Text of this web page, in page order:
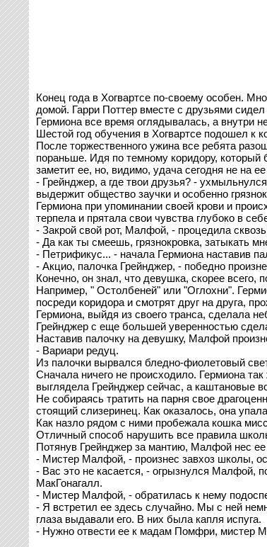
Конец года в Хогвартсе по-своему особен.
домой. Гарри Поттер вместе с друзьями
Гермиона все время оглядывалась, а внутри
Шестой год обучения в Хогвартсе подошел к
После торжественного ужина все ребята
пораньше. Идя по темному коридору,
заметит ее, но, видимо, удача сегодня не на
- Грейнджер, а где твои друзья? -
выдержит общество заучки и особенно
Гермиона при упоминании своей крови и
терпела и прятала свои чувства глубоко в
- Закрой свой рот, Малфой, - процедила
- Да как ты смеешь, грязнокровка, затыкать
- Петрификус... - начала Гермиона наставив
- Акцио, палочка Грейнджер, - победно
Конечно, он знал, что девушка, скорее всего,
Например, " Остолбеней" или "Оглохни".
посреди коридора и смотрят друг на друга,
Гермиона, выйдя из своего транса, сделала
Грейнджер с еще большей уверенностью
Наставив палочку на девушку, Малфой
- Вариари редуц.
Из палочки вырвался бледно-фиолетовый
Сначала ничего не происходило. Гермиона
выглядела Грейнджер сейчас, а
Не собираясь тратить на парня свое
стоящий слизеринец. Как оказалось, она
Как назло рядом с ними пробежала кошка
Отличный способ нарушить все правила
Потянув Грейнджер за мантию, Малфой нес ее
- Мистер Малфой, - произнес завхоз школы,
- Вас это не касается, - огрызнулся Малфой,
МакГонагалл.
- Мистер Малфой, - обратилась к нему
- Я встретил ее здесь случайно. Мы с ней
глаза выдавали его. В них была капля испуга.
- Нужно отвести ее к мадам Помфри, мистер